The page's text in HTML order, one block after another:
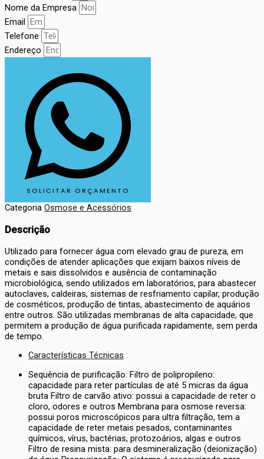
Nome da Empresa
Email
Telefone
Endereço
SOLICITAR ORÇAMENTO
Categoria Osmose e Acessórios
Descrição
Utilizado para fornecer água com elevado grau de pureza, em
condições de atender aplicações que exijam baixos níveis de
metais e sais dissolvidos e ausência de contaminação
microbiológica, sendo utilizados em laboratórios, para abastecer
autoclaves, caldeiras, sistemas de resfriamento capilar, produção
de cosméticos, produção de tintas, abastecimento de aquários
entre outros. São utilizadas membranas de alta capacidade, que
permitem a produção de água purificada rapidamente, sem perda
de tempo.
Características Técnicas
Sequência de purificação: Filtro de polipropileno:
capacidade para reter partículas de até 5 micras da água
bruta Filtro de carvão ativo: possui a capacidade de reter o
cloro, odores e outros Membrana para osmose reversa:
possui poros microscópicos para ultra filtração, tem a
capacidade de reter metais pesados, contaminantes
químicos, vírus, bactérias, protozoários, algas e outros
Filtro de resina mista: para desmineralização (deionização)